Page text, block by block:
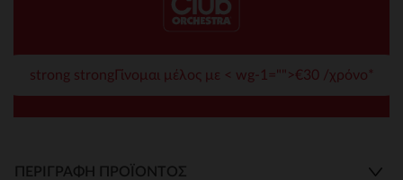
strong strongΓίνομαι μέλος με < wg-1="">€30 /χρόνο*
ΠΕΡΙΓΡΑΦΉ ΠΡΟΪΌΝΤΟΣ